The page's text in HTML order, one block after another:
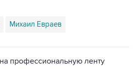
Михаил Евраев
профессиональную ленту